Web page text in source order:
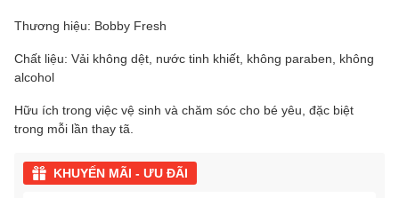
Thương hiệu: Bobby Fresh
Chất liệu: Vải không dệt, nước tinh khiết, không paraben, không
alcohol
Hữu ích trong việc vệ sinh và chăm sóc cho bé yêu, đặc biệt
trong mỗi lần thay tã.
KHUYẾN MÃI - ƯU ĐÃI